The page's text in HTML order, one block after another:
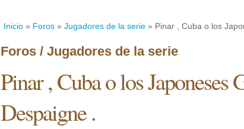
Inicio » Foros » Jugadores de la serie » Pinar , Cuba o los
Foros / Jugadores de la serie
Pinar , Cuba o los Japoneses
Despaigne .